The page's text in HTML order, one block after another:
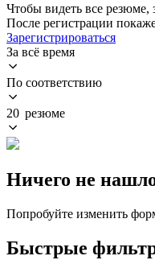
Чтобы видеть все резюме,
После регистрации
Зарегистрироваться
За всё время
По соответствию
20 резюме
Ничего не
Попробуйте изменить
Быстрые